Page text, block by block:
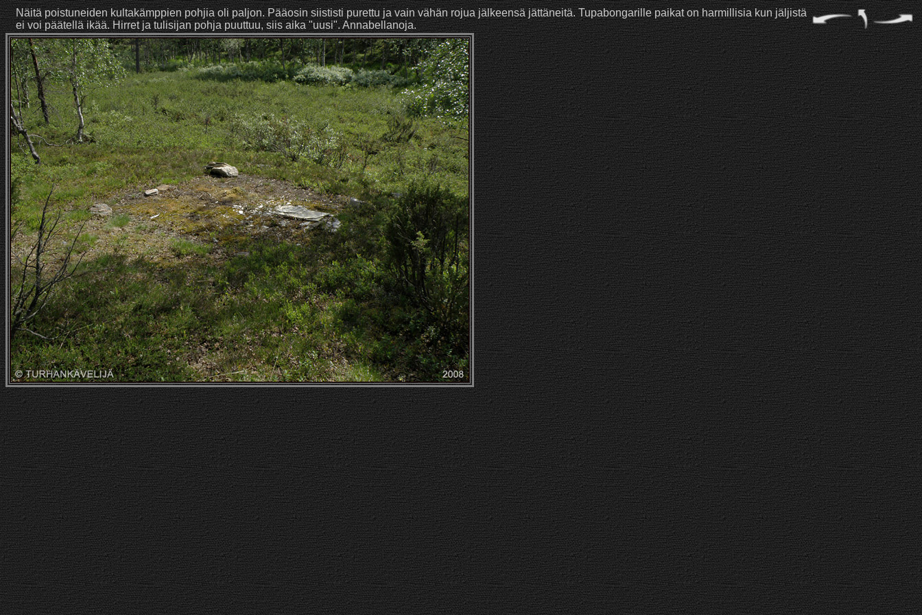
Näitä poistuneiden kultakämppien pohjia oli paljon. Pääosin siististi purettu ja vain vähän rojua jälkeensä jättäneitä. Tupabongarille paikat on harmillisia kun jäljistä
ei voi päätellä ikää. Hirret ja tulisijan pohja puuttuu, siis aika "uusi". Annabellanoja.